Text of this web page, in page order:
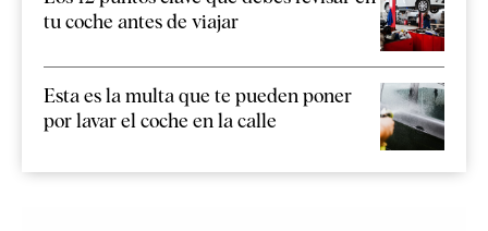
tu coche antes de viajar
Esta es la multa que te pueden poner
por lavar el coche en la calle